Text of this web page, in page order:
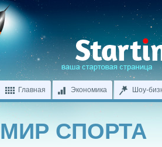
Главная Экономика Шоу-
МИР СПОРТА